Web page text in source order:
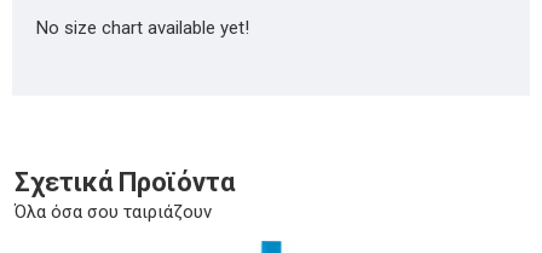
No size chart available yet!
Σχετικά Προϊόντα
Όλα όσα σου ταιριάζουν